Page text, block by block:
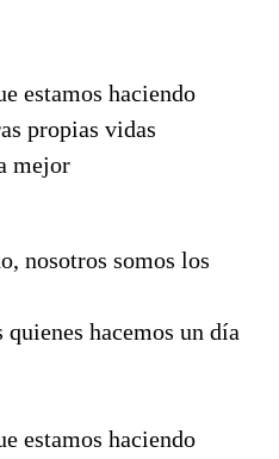
estamos haciendo
propias vidas
mejor
nosotros somos los
hacemos un día
estamos haciendo